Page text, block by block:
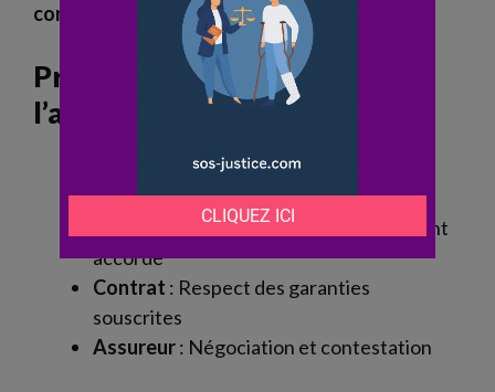
conducteur
impliqué dans unaccident
Principaux atouts de
l’accompagnement juridique
Responsabilité juridique
défense de la situation
Indemnisation: Optimisation du montant
accordé
Contrat : Respect des garanties
souscrites
Assureur: Négociation et contestation